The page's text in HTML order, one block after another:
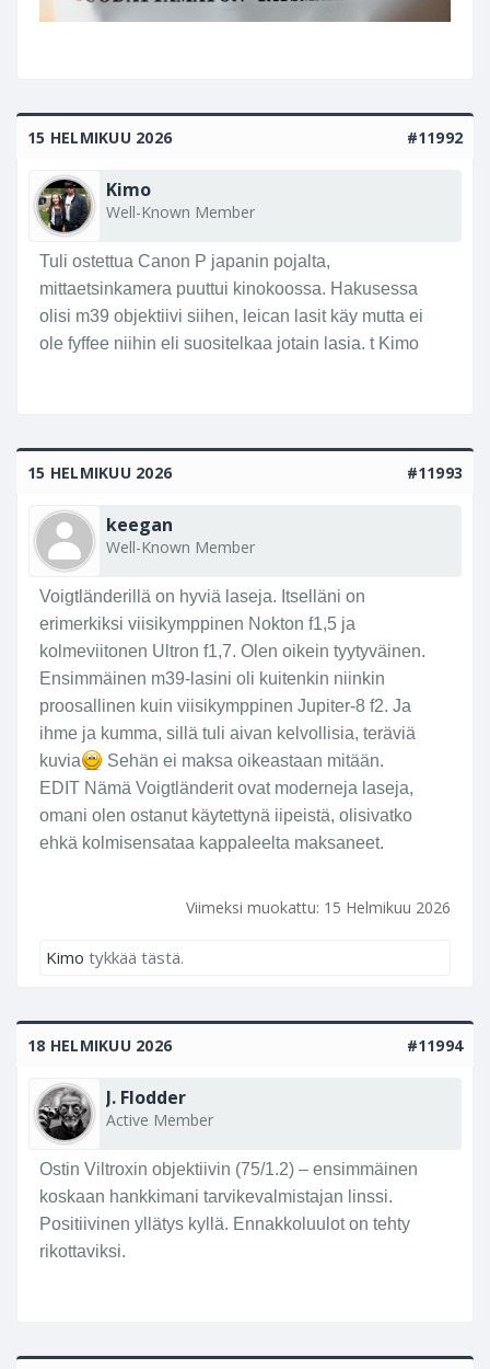
15 HELMIKUU 2026 #11992
Kimo
Well-Known Member
Tuli ostettua Canon P japanin pojalta,
mittaetsinkamera puuttui kinokoossa. Hakusessa
olisi m39 objektiivi siihen, leican lasit käy mutta ei
ole fyffee niihin eli suositelkaa jotain lasia. t Kimo
15 HELMIKUU 2026 #11993
keegan
Well-Known Member
Voigtländerillä on hyviä laseja. Itselläni on
erimerkiksi viisikymppinen Nokton f1,5 ja
kolmeviitonen Ultron f1,7. Olen oikein tyytyväinen.
Ensimmäinen m39-lasini oli kuitenkin niinkin
proosallinen kuin viisikymppinen Jupiter-8 f2. Ja
ihme ja kumma, sillä tuli aivan kelvollisia, teräviä
kuvia
Sehän ei maksa oikeastaan mitään.
EDIT Nämä Voigtländerit ovat moderneja laseja,
omani olen ostanut käytettynä iipeistä, olisivatko
ehkä kolmisensataa kappaleelta maksaneet.
Viimeksi muokattu: 15 Helmikuu 2026
Kimo tykkää tästä.
18 HELMIKUU 2026 #11994
J. Flodder
Active Member
Ostin Viltroxin objektiivin (75/1.2) – ensimmäinen
koskaan hankkimani tarvikevalmistajan linssi.
Positiivinen yllätys kyllä. Ennakkoluulot on tehty
rikottaviksi.